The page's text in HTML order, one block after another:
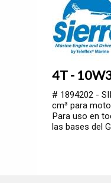
4T -
# 1894202 -
cm³ para
Para uso en
las bases del